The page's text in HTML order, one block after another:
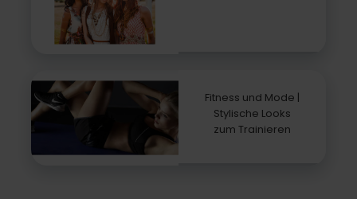
Fitness und Mode |
Stylische Looks
zum Trainieren